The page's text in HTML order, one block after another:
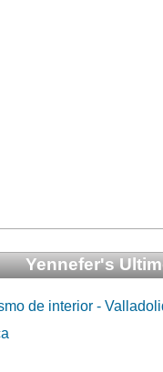
Yennefer's
de interior -